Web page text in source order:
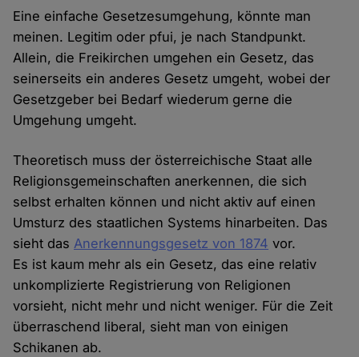
Eine einfache Gesetzesumgehung, könnte man
meinen. Legitim oder pfui, je nach Standpunkt.
Allein, die Freikirchen umgehen ein Gesetz, das
seinerseits ein anderes Gesetz umgeht, wobei der
Gesetzgeber bei Bedarf wiederum gerne die
Umgehung umgeht.
Theoretisch muss der österreichische Staat alle
Religionsgemeinschaften anerkennen, die sich
selbst erhalten können und nicht aktiv auf einen
Umsturz des staatlichen Systems hinarbeiten. Das
sieht dasAnerkennungsgesetz von 1874 vor.
Es ist kaum mehr als ein Gesetz, das eine relativ
unkomplizierte Registrierung von Religionen
vorsieht, nicht mehr und nicht weniger. Für die Zeit
überraschend liberal, sieht man von einigen
Schikanen ab.